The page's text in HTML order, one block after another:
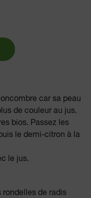
car sa peau
de couleur au jus.
bios. Passez les
le demi-citron à la
le jus.
rondelles de radis